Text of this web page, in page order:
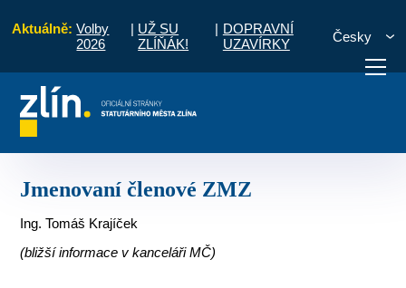
Aktuálně: Volby
2026
| UŽ SU
ZLÍŇÁK!
| DOPRAVNÍ
UZAVÍRKY
Česky
Jmenovaní členové ZMZ
Ing. Tomáš Krajíček
(bližší informace v kanceláři MČ)